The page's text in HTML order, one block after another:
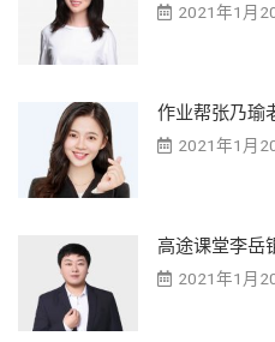
2021年1月
作业帮张乃瑜
2021年1月
高途课堂李岳
2021年1月